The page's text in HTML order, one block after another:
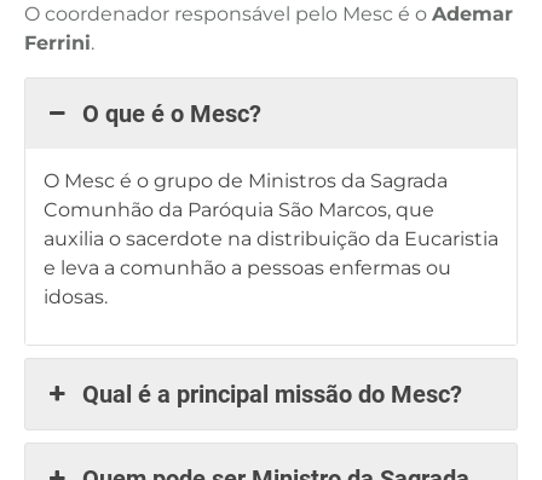
O coordenador responsável pelo Mesc é o Ademar
Ferrini.
O que é o Mesc?
O Mesc é o grupo de Ministros da Sagrada
Comunhão da Paróquia São Marcos, que
auxilia o sacerdote na distribuição da Eucaristia
e leva a comunhão a pessoas enfermas ou
idosas.
Qual é a principal missão do Mesc?